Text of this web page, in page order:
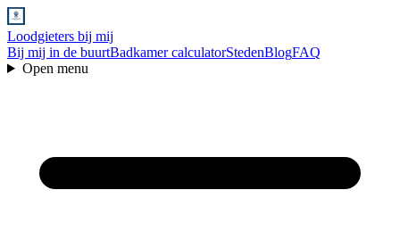
Loodgieters bij mij
Bij mij in de buurtBadkamer calculatorStedenBlogFAQ
Open menu